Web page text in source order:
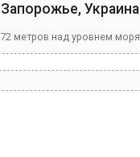
Запорожье, Украина
72 метров над уровнем моря